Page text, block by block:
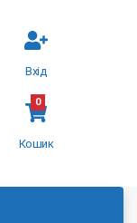
Вхід
Кошик
0